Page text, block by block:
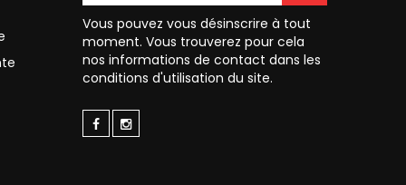
Vous pouvez vous désinscrire à tout
moment. Vous trouverez pour cela
nos informations de contact dans les
conditions d'utilisation du site.